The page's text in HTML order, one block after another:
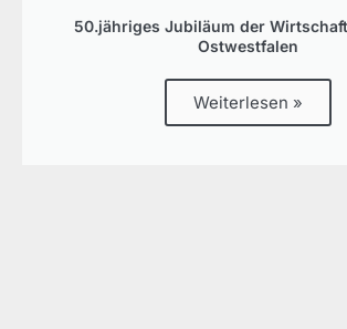
50.jähriges Jubiläum der
Ostwestfalen
Weiterlesen »